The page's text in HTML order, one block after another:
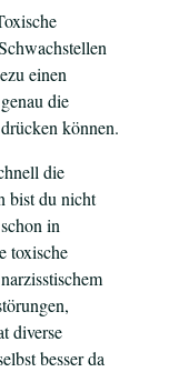
einen
die
können.
die
bist du nicht
in
toxische
diverse
besser da